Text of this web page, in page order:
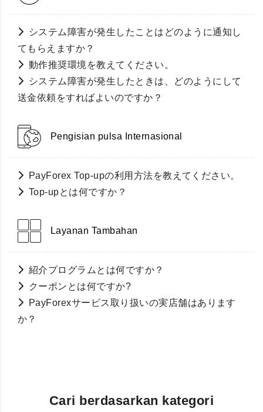
システム障害が発生したことはどのように通知し
てもらえますか？
動作推奨環境を教えてください。
システム障害が発生したときは、どのようにして
送金依頼をすればよいのですか？
Pengisian pulsa Internasional
PayForex Top-upの利用方法を教えてください。
Top-upとは何ですか？
Layanan Tambahan
紹介プログラムとは何ですか？
クーポンとは何ですか?
PayForexサービス取り扱いの実店舗はあります
か？
Cari berdasarkan kategori